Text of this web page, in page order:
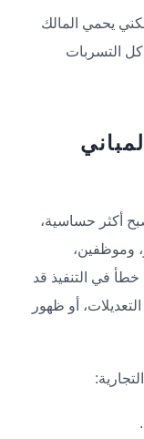
يحمي المالك
التسربات
أكثر حساسية،
وموظفين،
في التنفيذ قد
أو ظهور